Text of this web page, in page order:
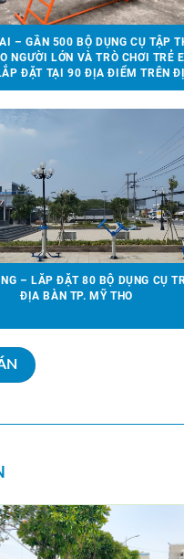
– GẦN 500 BỘ DỤNG CỤ TẬP
NGƯỜI LỚN VÀ TRÒ CHƠI TRẺ
ĐẶT TẠI 90 ĐỊA ĐIỂM TRÊN
BÀN HUYỆN VĨNH CỬU
– LẮP ĐẶT 80 BỘ DỤNG CỤ
ĐỊA BÀN TP. MỸ THO